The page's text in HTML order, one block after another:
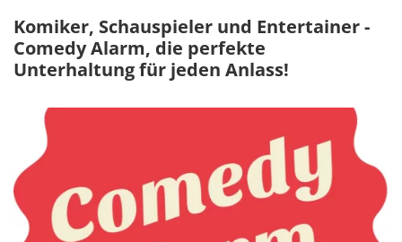
Komiker, Schauspieler und Entertainer -
Comedy Alarm, die perfekte
Unterhaltung für jeden Anlass!